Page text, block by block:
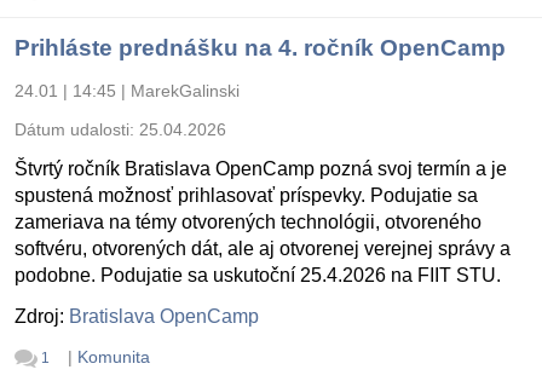
Prihláste prednášku na 4. ročník OpenCamp
24.01 | 14:45 | MarekGalinski
Dátum udalosti: 25.04.2026
Štvrtý ročník Bratislava OpenCamp pozná svoj termín a je
spustená možnosť prihlasovať príspevky. Podujatie sa
zameriava na témy otvorených technológii, otvoreného
softvéru, otvorených dát, ale aj otvorenej verejnej správy a
podobne. Podujatie sa uskutoční 25.4.2026 na FIIT STU.
Zdroj: Bratislava OpenCamp
1 | Komunita